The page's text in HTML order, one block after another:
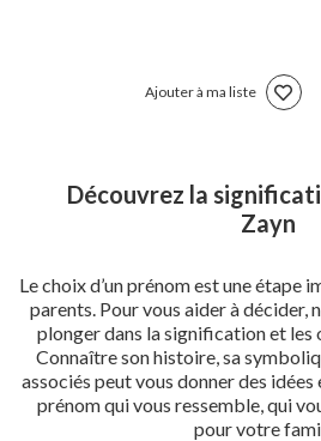
Ajouter à ma liste
Découvrez la
Zayn
Le choix d’un prénom est une étape
parents. Pour vous aider à décider,
plonger dans la signification et les
Connaître son histoire, sa
associés peut vous donner des
prénom qui vous ressemble, qui
pour votre